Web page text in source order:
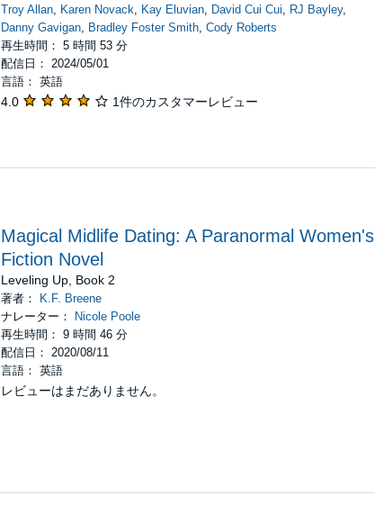
Troy Allan, Karen Novack, Kay Eluvian, David Cui Cui, RJ Bayley,
Danny Gavigan, Bradley Foster Smith, Cody Roberts
再生時間： 5 時間 53 分
配信日： 2024/05/01
言語： 英語
4.0 1件のカスタマーレビュー
Magical Midlife Dating: A Paranormal Women's
Fiction Novel
Leveling Up, Book 2
著者：
K.F. Breene
ナレーター：
Nicole Poole
再生時間： 9 時間 46 分
配信日： 2020/08/11
言語： 英語
レビューはまだありません。